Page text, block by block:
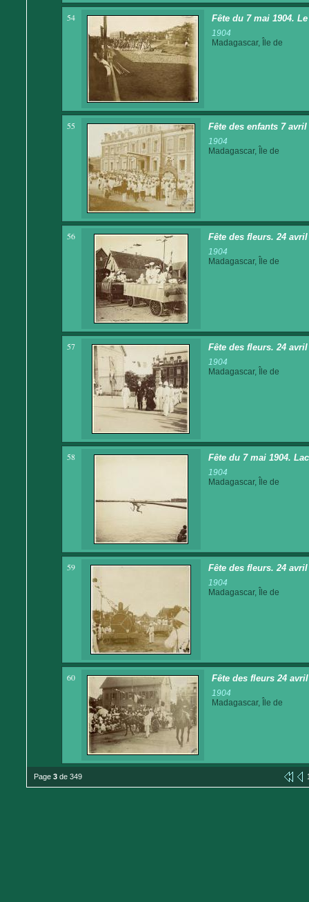
54 Fête du 7 mai 1904.
1904
Madagascar, Île de
55 Fête des enfants 7
1904
Madagascar, Île de
56 Fête des fleurs. 24 avril
1904
Madagascar, Île de
57 Fête des fleurs. 24
1904
Madagascar, Île de
58 Fête du 7 mai 1904.
1904
Madagascar, Île de
59 Fête des fleurs. 24 avril
1904
Madagascar, Île de
60 Fête des fleurs 24 avril
1904
Madagascar, Île de
Page 3 de 349